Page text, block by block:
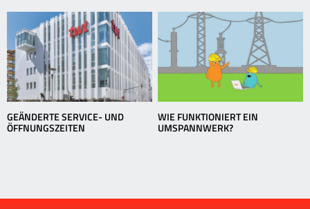
GEÄNDERTE SERVICE- UND
ÖFFNUNGSZEITEN
WIE FUNKTIONIERT EIN
UMSPANNWERK?